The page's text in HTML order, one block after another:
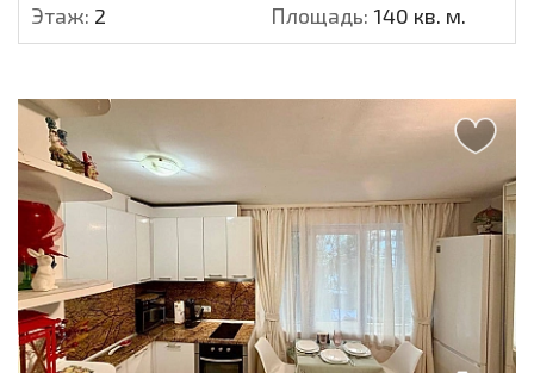
Этаж: 2 Площадь: 140 кв. м.